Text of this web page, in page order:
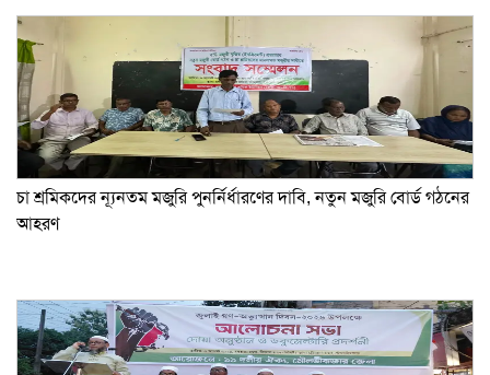
চা শ্রমিকদের ন্যূনতম মজুরি পুনর্নির্ধারণের দাবি, নতুন মজুরি বোর্ড গঠনের
আহরণ